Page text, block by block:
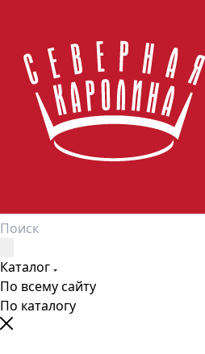
Каталог
По всему сайту
По каталогу